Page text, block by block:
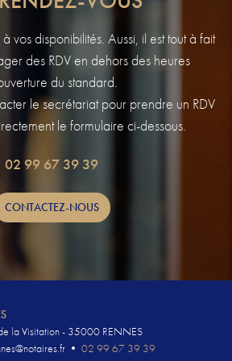
vos disponibilités. Aussi, il est tout à fait
des RDV en dehors des heures
du standard.
le secrétariat pour prendre un RDV
le formulaire ci-dessous.
02 99 67 39 39
CONTACTEZ-NOUS
la Visitation - 35000 RENNES
• 02 99 67 39 39